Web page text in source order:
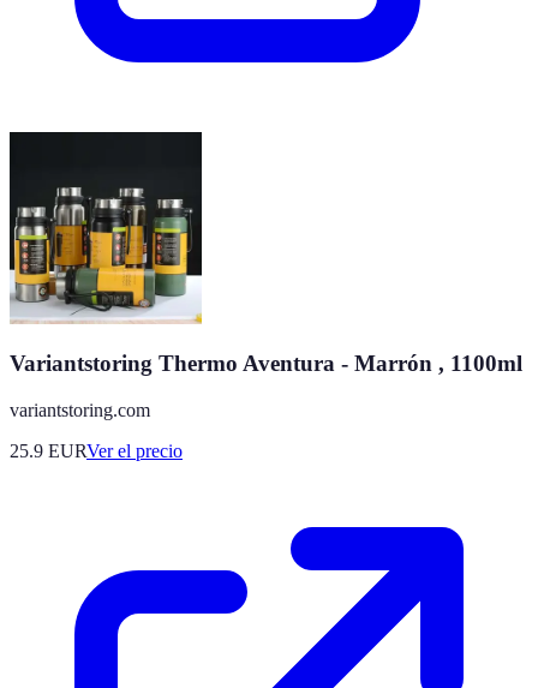
Variantstoring Thermo Aventura - Marrón , 1100ml
variantstoring.com
25.9 EURVer el precio